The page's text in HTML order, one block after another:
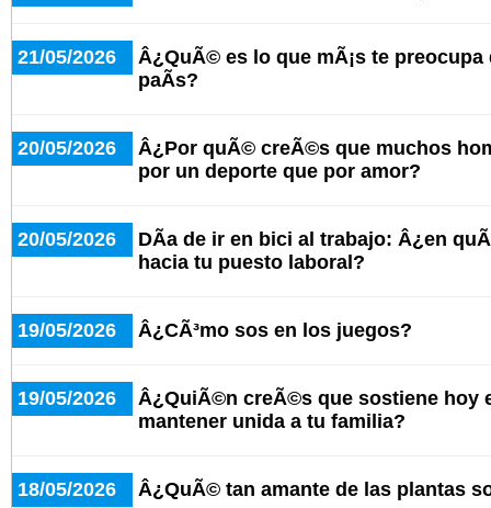
21/05/2026
Â¿QuÃ© es lo que mÃ¡s te
paÃ­s?
20/05/2026
Â¿Por quÃ© creÃ©s que muchos
por un deporte que por amor?
20/05/2026
DÃ­a de ir en bici al trabajo: Â¿en
hacia tu puesto laboral?
19/05/2026 Â¿CÃ³mo sos en los juegos?
19/05/2026
Â¿QuiÃ©n creÃ©s que sostiene hoy
mantener unida a tu familia?
18/05/2026 Â¿QuÃ© tan amante de las plantas